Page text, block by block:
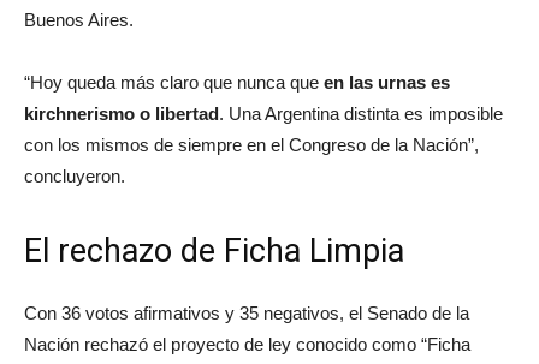
Buenos Aires.
“Hoy queda más claro que nunca que en las urnas es
kirchnerismo o libertad. Una Argentina distinta es imposible
con los mismos de siempre en el Congreso de la Nación”,
concluyeron.
El rechazo de Ficha Limpia
Con 36 votos afirmativos y 35 negativos, el Senado de la
Nación rechazó el proyecto de ley conocido como “Ficha